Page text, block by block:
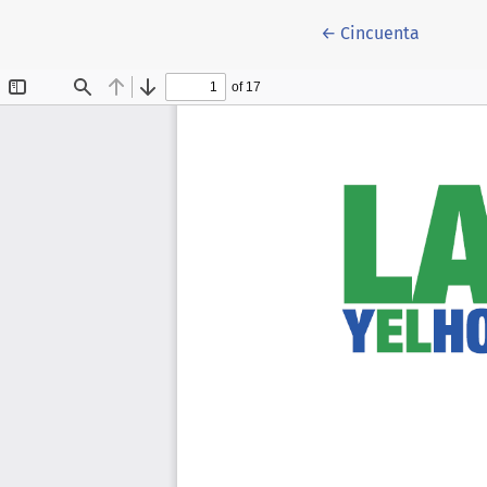
← Volver a los
Cincuenta